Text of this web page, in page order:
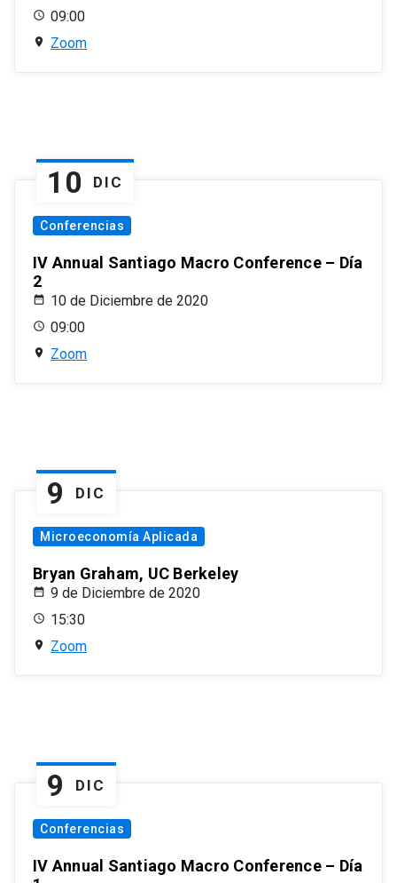
09:00
Zoom
10 DIC
Conferencias
IV Annual Santiago Macro Conference – Día
2
10 de Diciembre de 2020
09:00
Zoom
9 DIC
Microeconomía Aplicada
Bryan Graham, UC Berkeley
9 de Diciembre de 2020
15:30
Zoom
9 DIC
Conferencias
IV Annual Santiago Macro Conference – Día